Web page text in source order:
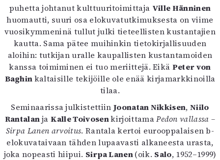
puhetta johtanut kulttuuritoimittaja Ville Hänninen
huomautti, suuri osa elokuvatutkimuksesta on viime
vuosikymmeninä tullut julki tieteellisten kustantajien
kautta. Sama pätee muihinkin tietokirjallisuuden
aloihin: tutkijan uralle kaupallisten kustantamoiden
kanssa toimiminen ei tuo meriittejä. Eikä Peter von
Baghinkaltaisille tekijöille ole enää kirjamarkkinoilla
tilaa.
Seminaarissa julkistettiin Joonatan Nikkisen,Niilo
Rantalanja Kalle ToivosenkirjoittamaPedon vallassa –
Sirpa Lanen arvoitus. Rantala kertoi eurooppalaisen b-
elokuvataivaan tähden lupaavasti alkaneesta urasta,
joka nopeasti hiipui. Sirpa Lanen(oik. Salo, 1952–1999)